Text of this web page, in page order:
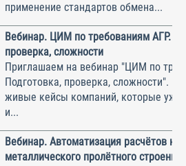
применение стандартов обмена...
Вебинар. ЦИМ по требованиям АГР.
проверка, сложности
Приглашаем на вебинар "ЦИМ по
Подготовка, проверка, сложности".
живые кейсы компаний, которые уже
и...
Вебинар. Автоматизация расчётов
металлического пролётного строения